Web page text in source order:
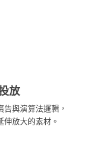
放
與演算法邏輯，
伸放大的素材。